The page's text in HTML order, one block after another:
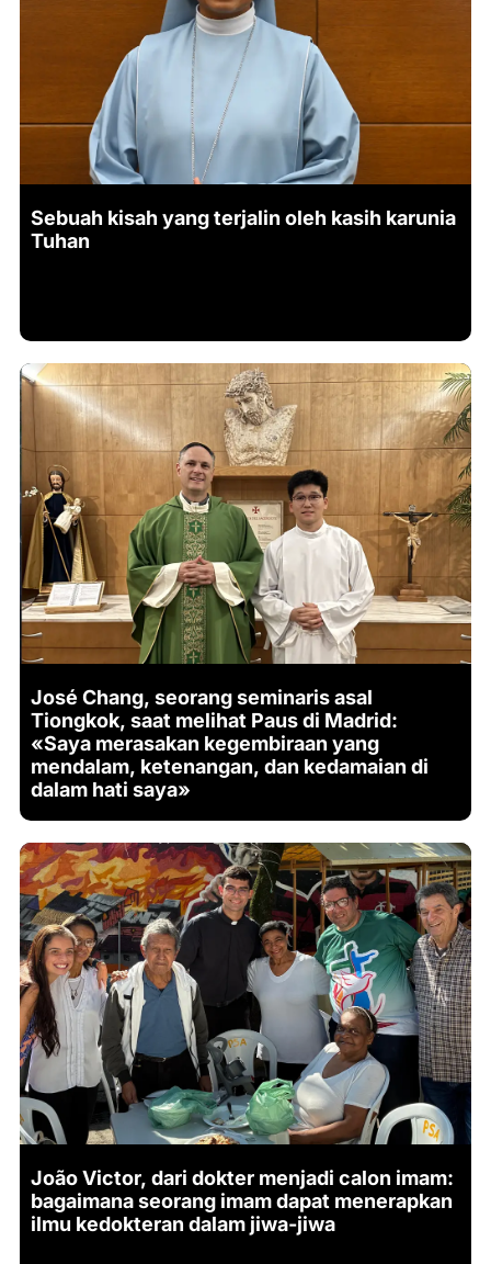
Sebuah kisah yang terjalin oleh kasih karunia
Tuhan
José Chang, seorang seminaris asal
Tiongkok, saat melihat Paus di Madrid:
«Saya merasakan kegembiraan yang
mendalam, ketenangan, dan kedamaian di
dalam hati saya»
João Victor, dari dokter menjadi calon imam:
bagaimana seorang imam dapat menerapkan
ilmu kedokteran dalam jiwa-jiwa